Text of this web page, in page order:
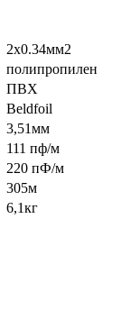
2х0.34мм2
полипропилен
ПВХ
Beldfoil
3,51мм
111 пф/м
220 пФ/м
305м
6,1кг